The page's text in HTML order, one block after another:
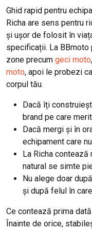
Ghid rapid pentru
Richa are sens pentru
și ușor de folosit în
specificații. La
zone precum geci moto,
moto, apoi le probezi
corpul tău.
Dacă îți
brand pe care
Dacă mergi și în
echipament care
La Richa
natural se simte
Nu alege doar
și după felul în
Ce contează prima dată
Înainte de orice,